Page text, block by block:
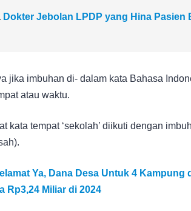
Dokter Jebolan LPDP yang Hina Pasien
jika imbuhan di- dalam kata Bahasa
atau waktu.
kata tempat ‘sekolah’ diikuti dengan
Ya, Dana Desa Untuk 4
Rp3,24 Miliar di 2024